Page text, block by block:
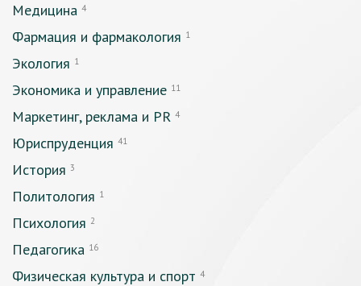
Медицина 4
Фармация и фармакология 1
Экология 1
Экономика и управление 11
Маркетинг, реклама и PR 4
Юриспруденция 41
История 3
Политология 1
Психология 2
Педагогика 16
Физическая культура и спорт 4